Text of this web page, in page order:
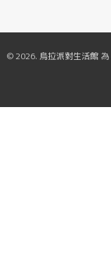
© 2026. 烏拉派對生活館 為